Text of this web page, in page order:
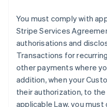
You must comply with
Stripe Services
authorisations and
Transactions for
other payments where
addition, when your
their authorization, to
applicable Law, you
Gibilterra
English
Grecia
English
India
Irlanda
English